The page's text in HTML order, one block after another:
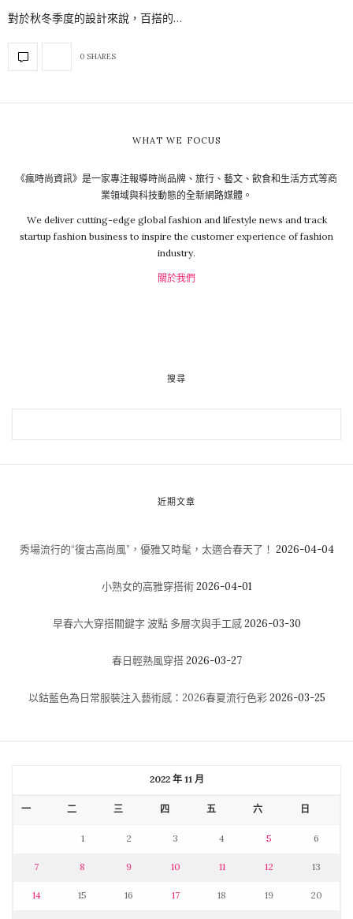
對於秋冬季度的設計來說，百搭的…
0 SHARES
WHAT WE FOCUS
《瘋時尚資訊》是一家專注報導時尚品牌、旅行、藝文、飲食和生活方式等商
業領域與科技動態的全新網路媒體。
We deliver cutting-edge global fashion and lifestyle news and track
startup fashion business to inspire the customer experience of fashion
industry.
關於我們
搜尋
近期文章
秀場流行的“復古高尚風”，優雅又時髦，太適合春天了！ 2026-04-04
小熟女的高雅穿搭術 2026-04-01
早春六大穿搭關鍵字 波點 多層次與手工感 2026-03-30
春日輕熟風穿搭 2026-03-27
以鈷藍色為日常服裝注入藝術感：2026春夏流行色彩 2026-03-25
2022 年 11 月
一 二 三 四 五 六 日
1 2 3 4 5 6
7 8 9 10 11 12 13
14 15 16 17 18 19 20